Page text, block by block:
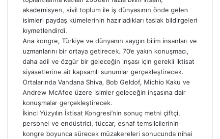
akademisyen, sivil toplum ile iş dünyasının önde gelen
isimleri paydaş kümelerinin hazırladıkları taslak bildirgeleri
kıymetlendirdi.
Ana kongre, Türkiye ve dünyanın saygın bilim insanları ve
uzmanlarını bir ortaya getirecek. 70’e yakın konuşmacı,
daha adil ve özgür bir geleceğin inşası için gerekli iktisat
siyasetlerine ait kapsamlı sunumlar gerçekleştirecek.
Ortalarında Vandana Shiva, Bob Geldof, Michio Kaku ve
Andrew McAfee üzere isimler geleceğin inşasına dair
konuşmalar gerçekleştirecek.
İkinci Yüzyılın İktisat Kongresi’nin sonuç metni çiftçi,
personel ve endüstrici, tüccar, esnaf temsilcilerinin
kongre boyunca sürecek müzakereleri sonucunda nihai